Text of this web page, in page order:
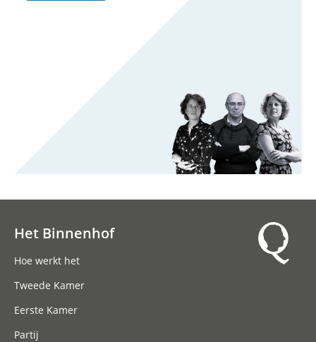
Het Binnenhof
Hoe werkt het
Tweede Kamer
Eerste Kamer
Partij